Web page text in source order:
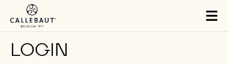
Skip to main content
LOGIN